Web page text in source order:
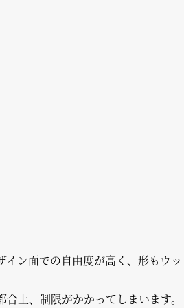
ン面での自由度が高く、形もウ
上、制限がかかってしまいます。